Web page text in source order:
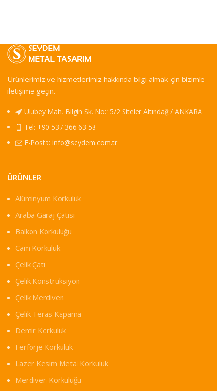
Ürünlerimiz ve hizmetlerimiz hakkında bilgi almak için bizimle
iletişime geçin.
Ulubey Mah, Bilgin Sk. No:15/2 Siteler Altındağ / ANKARA
Tel: +90 537 366 63 58
E-Posta: info@seydem.com.tr
ÜRÜNLER
Alüminyum Korkuluk
Araba Garaj Çatısı
Balkon Korkuluğu
Cam Korkuluk
Çelik Çatı
Çelik Konstrüksiyon
Çelik Merdiven
Çelik Teras Kapama
Demir Korkuluk
Ferforje Korkuluk
Lazer Kesim Metal Korkuluk
Merdiven Korkuluğu